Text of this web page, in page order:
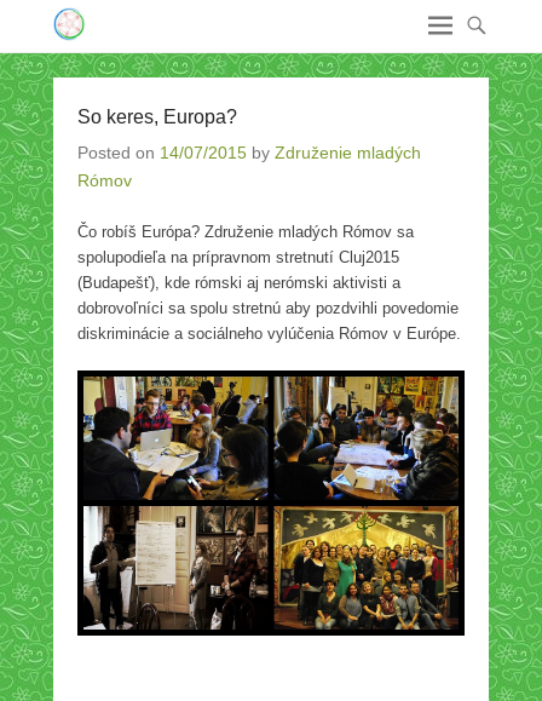
So keres, Europa?
Posted on 14/07/2015 by Združenie mladých
Rómov
Čo robíš Európa? Združenie mladých Rómov sa
spolupodieľa na prípravnom stretnutí Cluj2015
(Budapešť), kde rómski aj nerómski aktivisti a
dobrovoľníci sa spolu stretnú aby pozdvihli povedomie
diskriminácie a sociálneho vylúčenia Rómov v Európe.